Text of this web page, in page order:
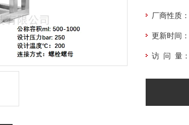
厂商性质：
更新时间：
访 问 量：